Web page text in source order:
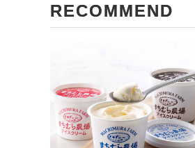
RECOMMEND